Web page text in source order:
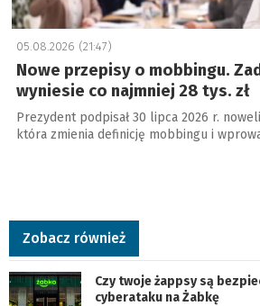
05.08.2026 (21:47)
Nowe przepisy o mobbingu.
wyniesie co najmniej 28 tys. zł
Prezydent podpisał 30 lipca 2026 r.
która zmienia definicję mobbingu i
Zobacz również
Czy twoje żappsy są
cyberataku na Żabkę